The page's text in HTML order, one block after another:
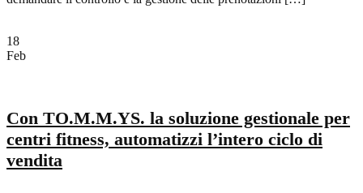
18
Feb
Con TO.M.M.YS. la soluzione gestionale per
centri fitness, automatizzi l’intero ciclo di
vendita